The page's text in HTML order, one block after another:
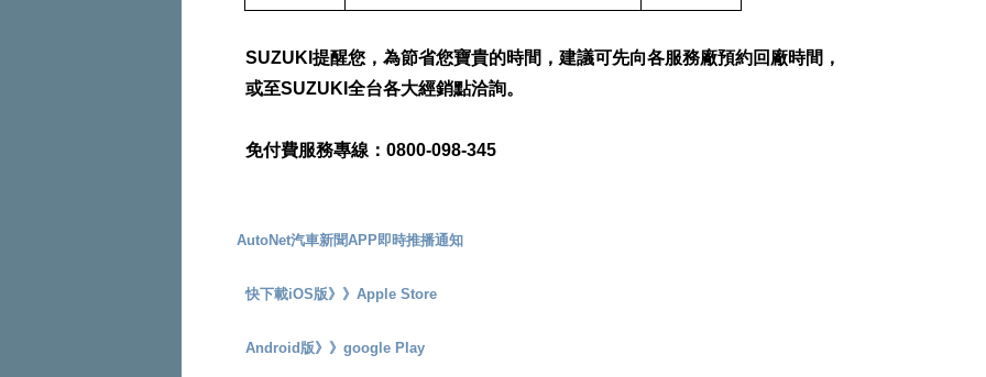
SUZUKI提醒您，為節省您寶貴的時間，建議可先向各服務廠預約回廠時間，
或至SUZUKI全台各大經銷點洽詢。
免付費服務專線：0800-098-345
AutoNet汽車新聞APP即時推播通知
快下載iOS版》》 Apple Store
Android版》》 google Play